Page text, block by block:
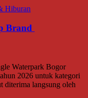
Hiburan
Brand
Waterpark Bogor
2026 untuk kategori
diterima langsung oleh